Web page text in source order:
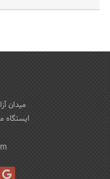
میدان
ایستگاه